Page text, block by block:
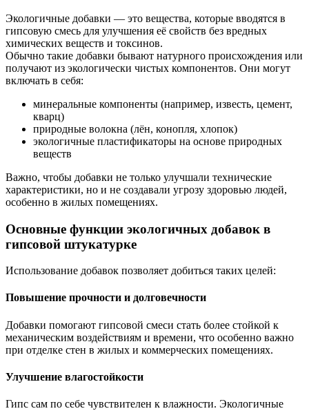
Экологичные добавки — это вещества, которые вводятся в
гипсовую смесь для улучшения её свойств без вредных
химических веществ и токсинов.
Обычно такие добавки бывают натурного происхождения или
получают из экологически чистых компонентов. Они могут
включать в себя:
минеральные компоненты (например, известь, цемент,
кварц)
природные волокна (лён, конопля, хлопок)
экологичные пластификаторы на основе природных
веществ
Важно, чтобы добавки не только улучшали технические
характеристики, но и не создавали угрозу здоровью людей,
особенно в жилых помещениях.
Основные функции экологичных добавок в
гипсовой штукатурке
Использование добавок позволяет добиться таких целей:
Повышение прочности и долговечности
Добавки помогают гипсовой смеси стать более стойкой к
механическим воздействиям и времени, что особенно важно
при отделке стен в жилых и коммерческих помещениях.
Улучшение влагостойкости
Гипс сам по себе чувствителен к влажности. Экологичные